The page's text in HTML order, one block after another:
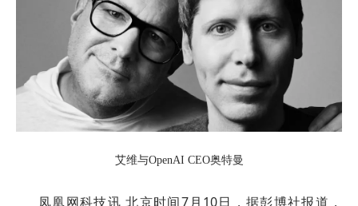
艾维与OpenAI CEO奥特曼
凤凰网科技讯 北京时间7月10日，据彭博社报道，